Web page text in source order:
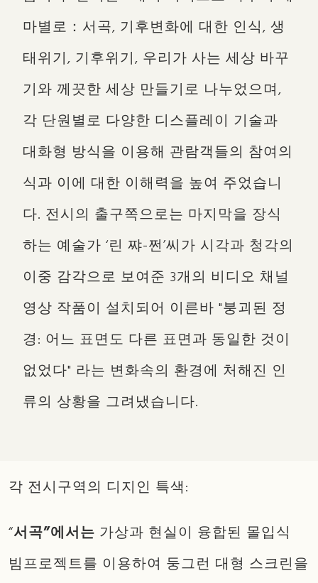
마별로：서곡, 기후변화에 대한 인식, 생
태위기, 기후위기, 우리가 사는 세상 바꾸
기와 께끗한 세상 만들기로 나누었으며,
각 단원별로 다양한 디스플레이 기술과
대화형 방식을 이용해 관람객들의 참여의
식과 이에 대한 이해력을 높여 주었습니
다. 전시의 출구쪽으로는 마지막을 장식
하는 예술가 ‘린 쨔-쩐’씨가 시각과 청각의
이중 감각으로 보여준 3개의 비디오 채널
영상 작품이 설치되어 이른바 "붕괴된 정
경: 어느 표면도 다른 표면과 동일한 것이
없었다" 라는 변화속의 환경에 처해진 인
류의 상황을 그려냈습니다.
각 전시구역의 디지인 특색:
“서곡”에서는 가상과 현실이 융합된 몰입식
빔프로젝트를 이용하여 둥그런 대형 스크린을